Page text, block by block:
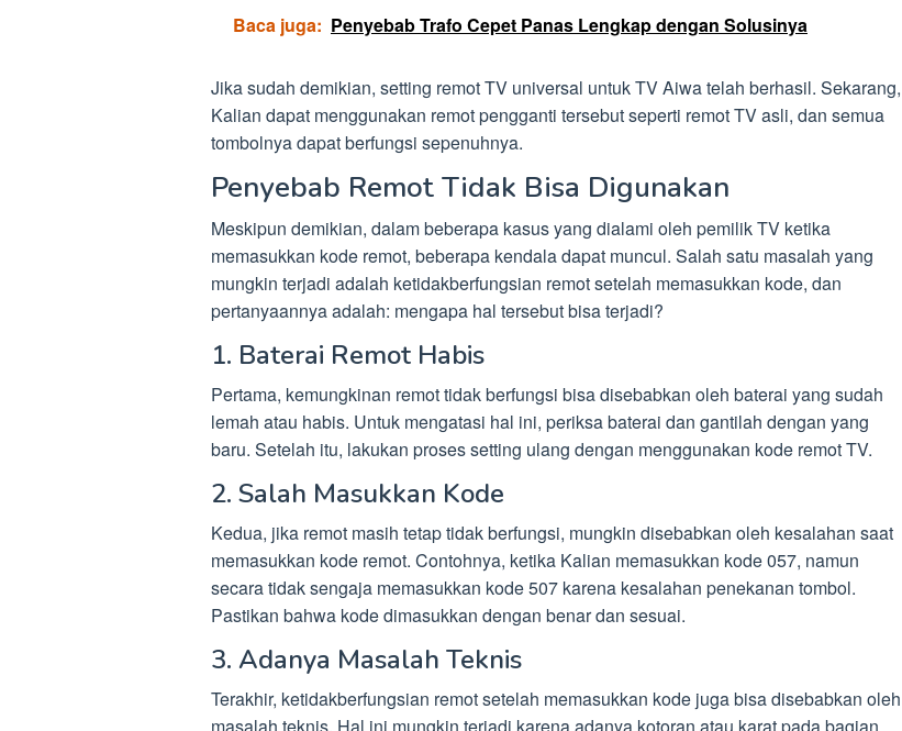
Baca juga: Penyebab Trafo Cepet Panas Lengkap dengan Solusinya
Jika sudah demikian, setting remot TV universal untuk TV Aiwa telah berhasil. Sekarang,
Kalian dapat menggunakan remot pengganti tersebut seperti remot TV asli, dan semua
tombolnya dapat berfungsi sepenuhnya.
Penyebab Remot Tidak Bisa Digunakan
Meskipun demikian, dalam beberapa kasus yang dialami oleh pemilik TV ketika
memasukkan kode remot, beberapa kendala dapat muncul. Salah satu masalah yang
mungkin terjadi adalah ketidakberfungsian remot setelah memasukkan kode, dan
pertanyaannya adalah: mengapa hal tersebut bisa terjadi?
1. Baterai Remot Habis
Pertama, kemungkinan remot tidak berfungsi bisa disebabkan oleh baterai yang sudah
lemah atau habis. Untuk mengatasi hal ini, periksa baterai dan gantilah dengan yang
baru. Setelah itu, lakukan proses setting ulang dengan menggunakan kode remot TV.
2. Salah Masukkan Kode
Kedua, jika remot masih tetap tidak berfungsi, mungkin disebabkan oleh kesalahan saat
memasukkan kode remot. Contohnya, ketika Kalian memasukkan kode 057, namun
secara tidak sengaja memasukkan kode 507 karena kesalahan penekanan tombol.
Pastikan bahwa kode dimasukkan dengan benar dan sesuai.
3. Adanya Masalah Teknis
Terakhir, ketidakberfungsian remot setelah memasukkan kode juga bisa disebabkan oleh